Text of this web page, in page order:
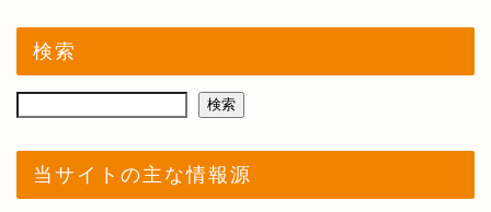
検索
検索
当サイトの主な情報源